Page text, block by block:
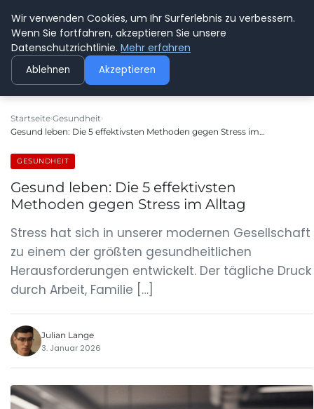
GEDANKENSCHREI
Startseite Gesundheit
Gesund leben: Die 5 effektivsten Methoden gegen Stress im…
GESUNDHEIT
Gesund leben: Die 5 effektivsten
Methoden gegen Stress im Alltag
Stress hat sich in unserer modernen Gesellschaft
zu einem der größten gesundheitlichen
Herausforderungen entwickelt. Der tägliche Druck
durch Arbeit, Familie […]
Julian Lange
3. Januar 2026
Wir verwenden Cookies, um Ihr Surferlebnis zu verbessern.
Wenn Sie fortfahren, akzeptieren Sie unsere
Datenschutzrichtlinie. Mehr erfahren
Ablehnen Akzeptieren